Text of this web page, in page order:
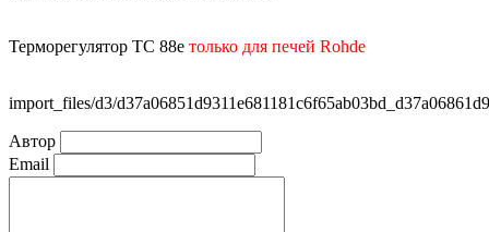
Терморегулятор ТС 88е только для печей Rohde
import_files/d3/
Автор
Email